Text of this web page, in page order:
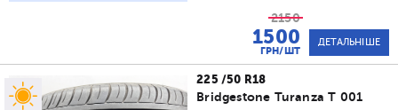
2150
1500
ГРН/ШТ
ДЕТАЛЬНІШЕ
225 /50 R18
Bridgestone Turanza T 001